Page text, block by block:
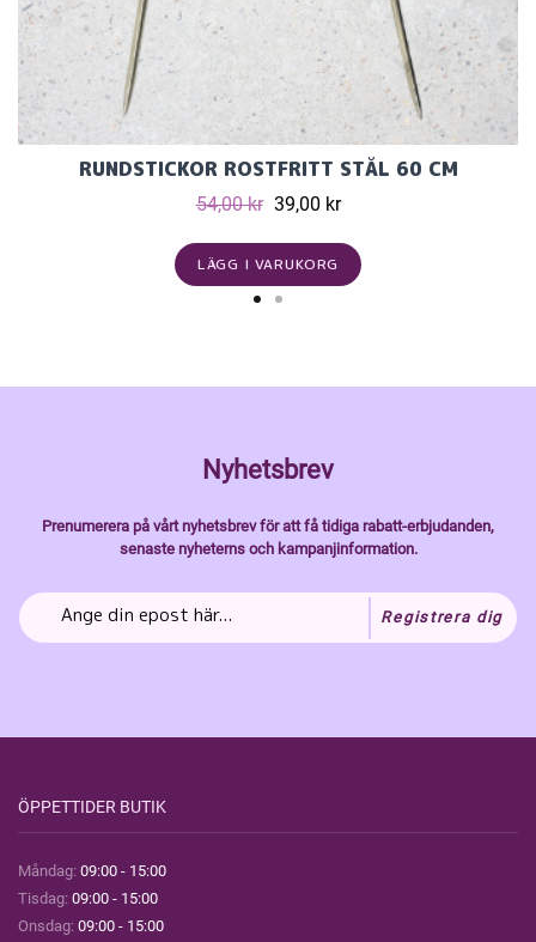
RUNDSTICKOR ROSTFRITT STÅL 60 CM
54,00 kr 39,00 kr
LÄGG I VARUKORG
Nyhetsbrev
Prenumerera på vårt nyhetsbrev för att få tidiga rabatt-erbjudanden,
senaste nyheterns och kampanjinformation.
Registrera dig
ÖPPETTIDER BUTIK
Måndag: 09:00 - 15:00
Tisdag: 09:00 - 15:00
Onsdag: 09:00 - 15:00